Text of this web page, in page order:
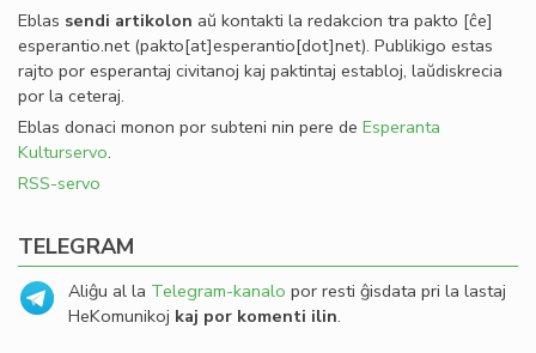
Eblas sendi artikolon aŭ kontakti la redakcion tra pakto [ĉe]
esperantio.net(pakto[at]esperantio[dot]net). Publikigo estas
rajto por esperantaj civitanoj kaj paktintaj establoj, laŭdiskrecia
por la ceteraj.
Eblas donaci monon por subteni nin pere de Esperanta
Kulturservo.
RSS-servo
TELEGRAM
Aliĝu al la Telegram-kanalo por resti ĝisdata pri la lastaj
HeKomunikoj kaj por komenti ilin.